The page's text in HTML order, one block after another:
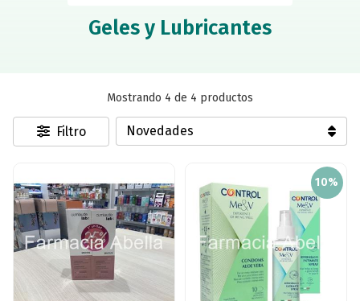
Geles y Lubricantes
Mostrando 4 de 4 productos
Filtro
10%